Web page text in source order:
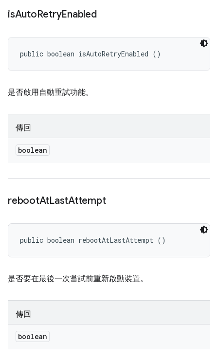
isAutoRetryEnabled
public boolean isAutoRetryEnabled ()
是否啟用自動重試功能。
傳回
boolean
rebootAtLastAttempt
public boolean rebootAtLastAttempt ()
是否要在最後一次嘗試前重新啟動裝置。
傳回
boolean